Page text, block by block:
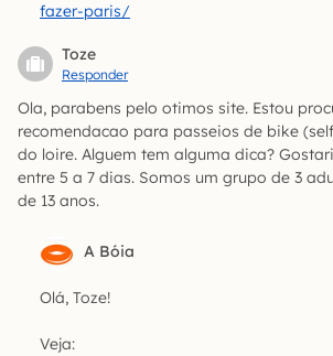
fazer-paris/
Toze
Responder
Ola, parabens pelo otimos site. Estou
recomendacao para passeios de bike
do loire. Alguem tem alguma dica?
entre 5 a 7 dias. Somos um grupo de 3
de 13 anos.
A Bóia
Olá, Toze!
Veja: